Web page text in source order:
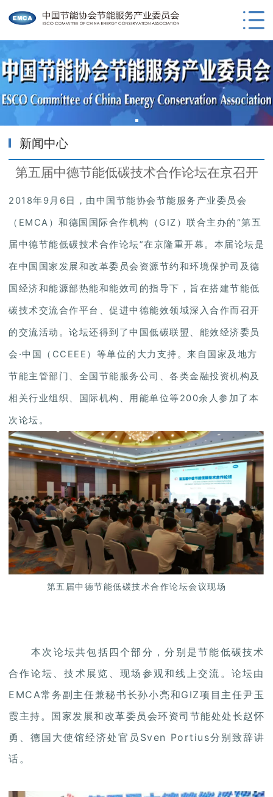
新闻中心
第五届中德节能低碳技术合作论坛在京召开
2018年9月6日，由中国节能协会节能服务产业委员会
（EMCA）和德国国际合作机构（GIZ）联合主办的“第五
届中德节能低碳技术合作论坛”在京隆重开幕。本届论坛是
在中国国家发展和改革委员会资源节约和环境保护司及德
国经济和能源部热能和能效司的指导下，旨在搭建节能低
碳技术交流合作平台、促进中德能效领域深入合作而召开
的交流活动。论坛还得到了中国低碳联盟、能效经济委员
会·中国（CCEEE）等单位的大力支持。来自国家及地方
节能主管部门、全国节能服务公司、各类金融投资机构及
相关行业组织、国际机构、用能单位等200余人参加了本
次论坛。
第五届中德节能低碳技术合作论坛会议现场
本次论坛共包括四个部分，分别是节能低碳技术
合作论坛、技术展览、现场参观和线上交流。论坛由
EMCA常务副主任兼秘书长孙小亮和GIZ项目主任尹玉
霞主持。国家发展和改革委员会环资司节能处处长赵怀
勇、德国大使馆经济处官员Sven Portius分别致辞讲
话。